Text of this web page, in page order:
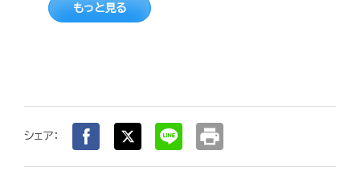
もっと見る
シェア： print